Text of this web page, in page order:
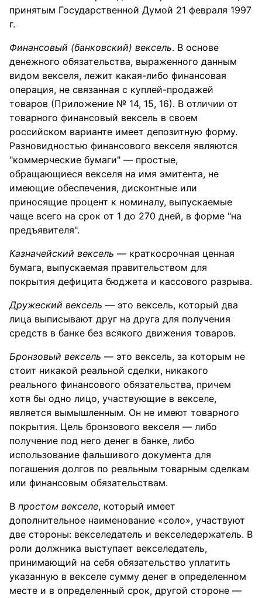
принятым Государственной Думой 21 февраля 1997
г.
Финансовый (банковский) вексель. В основе
денежного обязательства, выраженного данным
видом векселя, лежит какая-либо финансовая
операция, не связанная с куплей-продажей
товаров (Приложение № 14, 15, 16). В отличии от
товарного финансовый вексель в своем
российском варианте имеет депозитную форму.
Разновидностью финансового векселя являются
"коммерческие бумаги" — простые,
обращающиеся векселя на имя эмитента, не
имеющие обеспечения, дисконтные или
приносящие процент к номиналу, выпускаемые
чаще всего на срок от 1 до 270 дней, в форме "на
предъявителя".
Казначейский вексель — краткосрочная ценная
бумага, выпускаемая правительством для
покрытия дефицита бюджета и кассового разрыва.
Дружеский вексель — это вексель, который два
лица выписывают друг на друга для получения
средств в банке без всякого движения товаров.
Бронзовый вексель — это вексель, за которым не
стоит никакой реальной сделки, никакого
реального финансового обязательства, причем
хотя бы одно лицо, участвующие в векселе,
является вымышленным. Он не имеют товарного
покрытия. Цель бронзового векселя — либо
получение под него денег в банке, либо
использование фальшивого документа для
погашения долгов по реальным товарным сделкам
или финансовым обязательствам.
В простом векселе, который имеет
дополнительное наименование «соло», участвуют
две стороны: векселедатель и векселедержатель. В
роли должника выступает векселедатель,
принимающий на себя обязательство уплатить
указанную в векселе сумму денег в определенном
месте и в определенный срок, другой стороне —